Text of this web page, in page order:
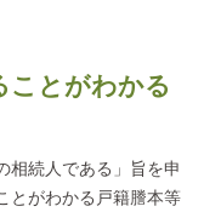
ことがわかる
相続人である」旨を申
とがわかる戸籍謄本等